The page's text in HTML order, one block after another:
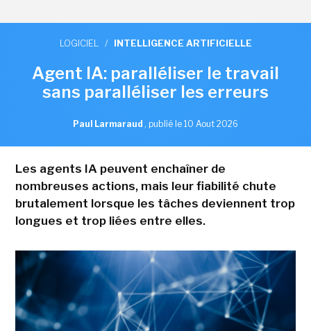
LOGICIEL / INTELLIGENCE ARTIFICIELLE
Agent IA: paralléliser le travail
sans paralléliser les erreurs
Paul Larmaraud , publié le 10 Aout 2026
Les agents IA peuvent enchaîner de
nombreuses actions, mais leur fiabilité chute
brutalement lorsque les tâches deviennent trop
longues et trop liées entre elles.